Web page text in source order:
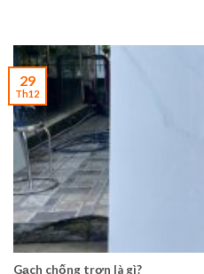
Gạch chống trơn là gì?
29
Th12